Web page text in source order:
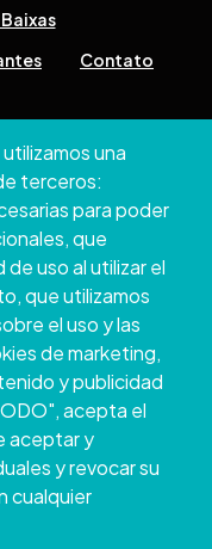
una
terceros:
para poder
que
uso al utilizar el
que utilizamos
el uso y las
de marketing,
y publicidad
acepta el
aceptar y
y revocar su
cualquier
Contato
804 124
Provincial de
reservados